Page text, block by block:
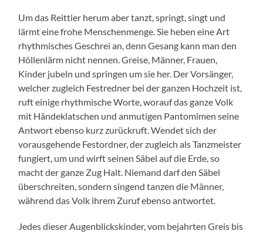
Um das Reittier herum aber tanzt, springt, singt und
lärmt eine frohe Menschenmenge. Sie heben eine Art
rhythmisches Geschrei an, denn Gesang kann man den
Höllenlärm nicht nennen. Greise, Männer, Frauen,
Kinder jubeln und springen um sie her. Der Vorsänger,
welcher zugleich Festredner bei der ganzen Hochzeit ist,
ruft einige rhythmische Worte, worauf das ganze Volk
mit Händeklatschen und anmutigen Pantomimen seine
Antwort ebenso kurz zurückruft. Wendet sich der
vorausgehende Festordner, der zugleich als Tanzmeister
fungiert, um und wirft seinen Säbel auf die Erde, so
macht der ganze Zug Halt. Niemand darf den Säbel
überschreiten, sondern singend tanzen die Männer,
während das Volk ihrem Zuruf ebenso antwortet.
Jedes dieser Augenblickskinder, vom bejahrten Greis bis